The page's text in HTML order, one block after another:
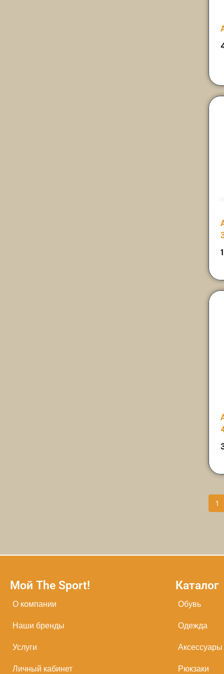
1
Мой The Sport!
О компании
Наши бренды
Услуги
Личный кабинет
Каталог
Обувь
Одежда
Аксессуары
Рюкзаки